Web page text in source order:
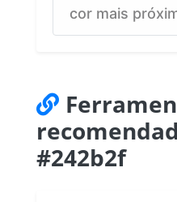
cor mais
#242b2f